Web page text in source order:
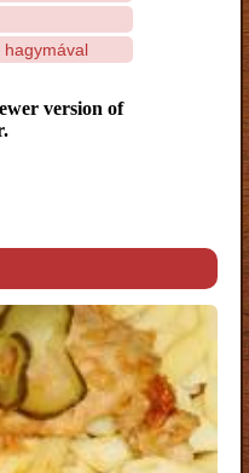
hagymával
version of